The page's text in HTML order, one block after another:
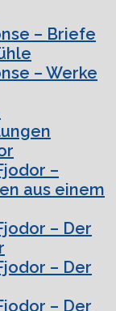
– Briefe
– Werke
–
aus einem
– Der
– Der
– Der